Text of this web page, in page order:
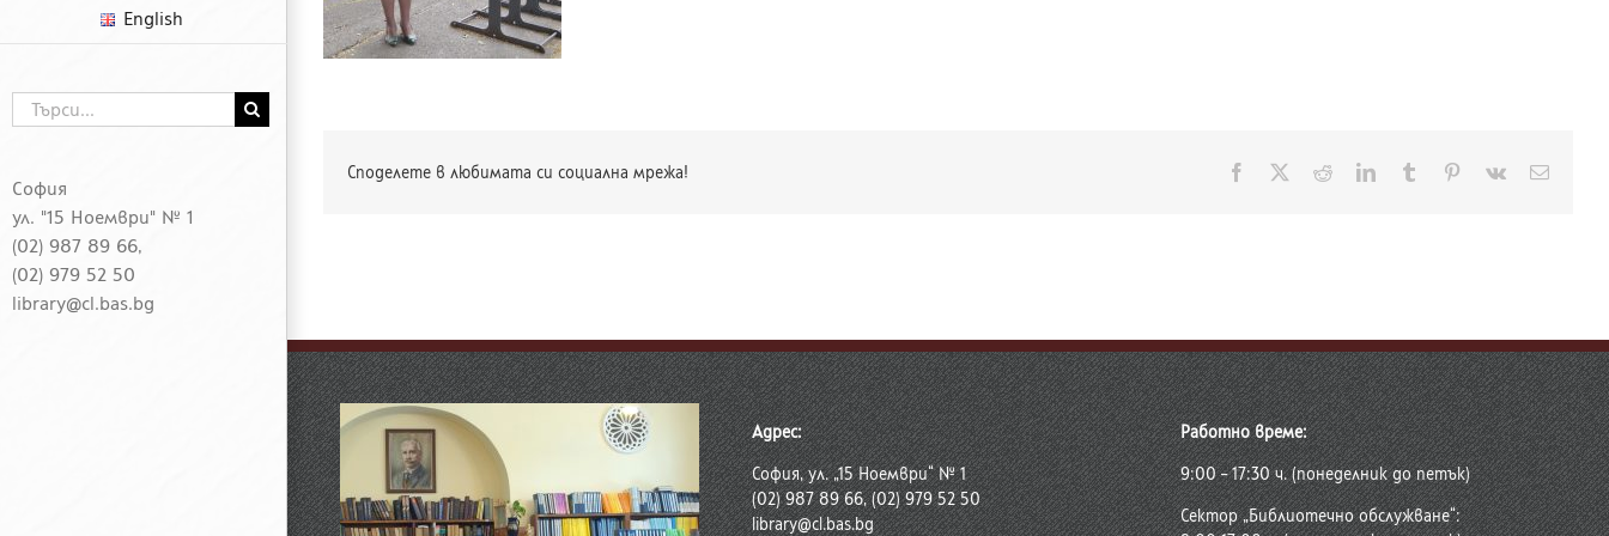
English
София
ул. "15 Ноември" № 1
(02) 987 89 66,
(02) 979 52 50
library@cl.bas.bg
Търсене
...
Споделете в любимата си социална мрежа! Facebook RedditLinkedInTumblr Pinterest
Vk
Адрес:
София, ул. „15 Ноември“ № 1
(02) 987 89 66, (02) 979 52 50
library@cl.bas.bg
Работно време:
9:00 – 17:30 ч. (понеделник до петък)
Сектор „Библиотечно обслужване“: